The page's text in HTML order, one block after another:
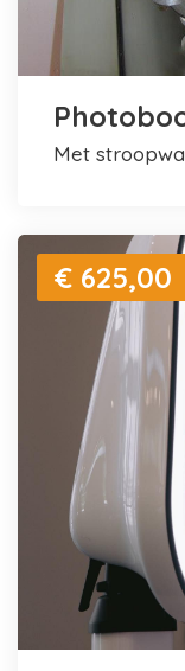
met
€ 625,00